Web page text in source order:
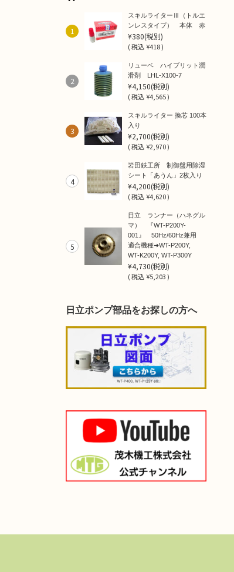
1
スキルライターⅢ（トルエ
ンレスタイプ） 本体 赤
¥380(税別)
(税込¥418 )
2
リューベ ハイブリット潤
滑剤 LHL-X100-7
¥4,150(税別)
(税込¥4,565 )
3
スキルライター 換芯 100本
入り
¥2,700(税別)
(税込¥2,970 )
4
岩田鉄工所 制御盤用除湿
シート「あうん」2枚入り
¥4,200(税別)
(税込¥4,620 )
5
日立 ランナー（ハネグル
マ） 『WT-P200Y-
001』 50Hz/60Hz兼用
適合機種➜WT-P200Y,
WT-K200Y, WT-P300Y
¥4,730(税別)
(税込¥5,203 )
日立ポンプ部品をお探しの方へ